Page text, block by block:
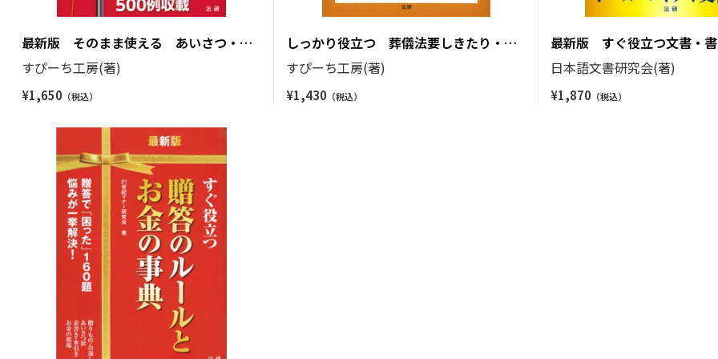
最新版 そのまま使える あいさつ・ス
ピーチ
すぴーち工房(著)
¥1,650
しっかり役立つ 葬儀法要しきたり・あ
いさつ・手紙
すぴーち工房(著)
¥1,430
最新版 すぐ役立つ文書・
日本語文書研究会(著)
¥1,870